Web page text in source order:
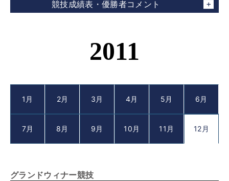
競技成績表・優勝者コメント
2011
1月 2月 3月 4月 5月 6月
7月 8月 9月 10月 11月 12月
グランドウィナー競技